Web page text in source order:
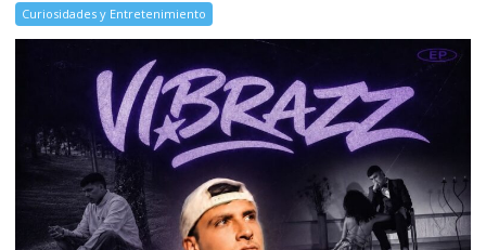
Curiosidades y Entretenimiento